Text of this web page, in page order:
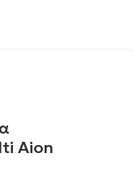
Aion